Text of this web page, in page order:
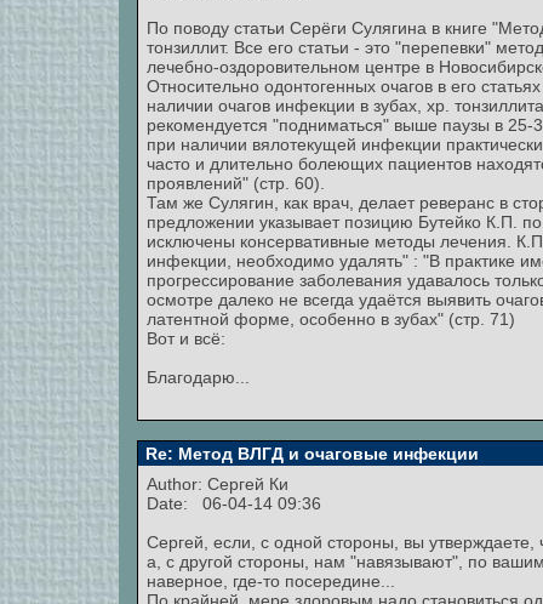
По поводу статьи Серёги Сулягина в книге
тонзиллит. Все его статьи - это "перепевки"
лечебно-оздоровительном центре в
Относительно одонтогенных очагов в его
наличии очагов инфекции в зубах, хр.
рекомендуется "подниматься" выше паузы в 25-
при наличии вялотекущей инфекции
часто и длительно болеющих пациентов
проявлений" (стр. 60).
Там же Сулягин, как врач, делает реверанс в
предложении указывает позицию Бутейко К.П.
исключены консервативные методы лечения.
инфекции, необходимо удалять" : "В практике
прогрессирование заболевания удавалось
осмотре далеко не всегда удаётся выявить
латентной форме, особенно в зубах" (стр. 71)
Вот и всё:
Благодарю...
Re: Метод ВЛГД и очаговые инфекции
Author: Сергей Ки
Date: 06-04-14 09:36
Сергей, если, с одной стороны, вы утверждаете,
а, с другой стороны, нам "навязывают", по
наверное, где-то посередине...